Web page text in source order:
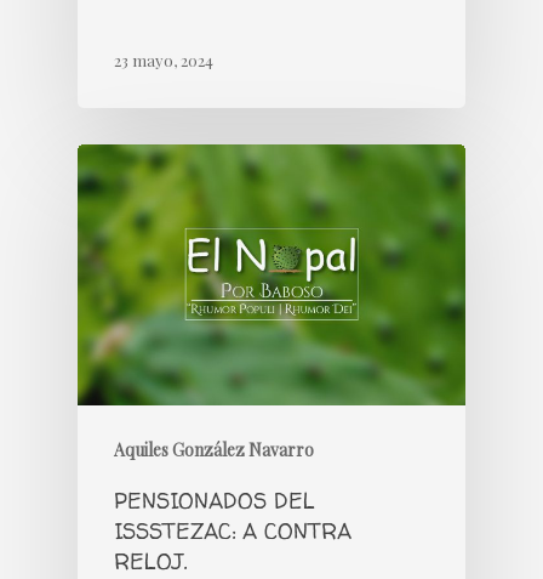
23 mayo, 2024
Aquiles González Navarro
PENSIONADOS DEL
ISSSTEZAC: A CONTRA
RELOJ.